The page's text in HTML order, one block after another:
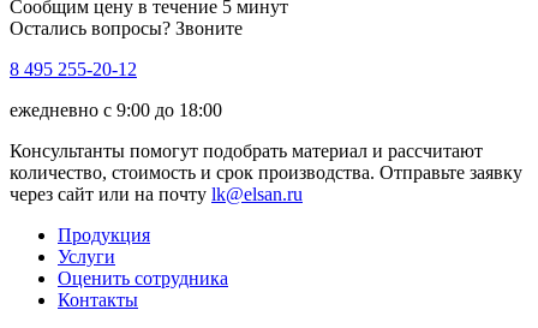
Сообщим цену в течение 5 минут
Остались вопросы? Звоните
8 495 255-20-12
ежедневно с 9:00 до 18:00
Консультанты помогут подобрать материал и рассчитают
количество, стоимость и срок производства. Отправьте заявку
через сайт или на почту lk@elsan.ru
Продукция
Услуги
Оценить сотрудника
Контакты